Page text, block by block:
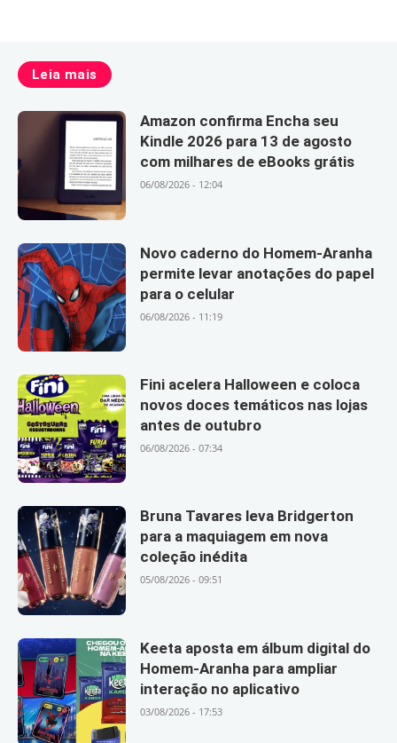
Leia mais
Amazon confirma Encha seu
Kindle 2026 para 13 de agosto
com milhares de eBooks grátis
06/08/2026 - 12:04
Novo caderno do Homem-Aranha
permite levar anotações do papel
para o celular
06/08/2026 - 11:19
Fini acelera Halloween e coloca
novos doces temáticos nas lojas
antes de outubro
06/08/2026 - 07:34
Bruna Tavares leva Bridgerton
para a maquiagem em nova
coleção inédita
05/08/2026 - 09:51
Keeta aposta em álbum digital do
Homem-Aranha para ampliar
interação no aplicativo
03/08/2026 - 17:53